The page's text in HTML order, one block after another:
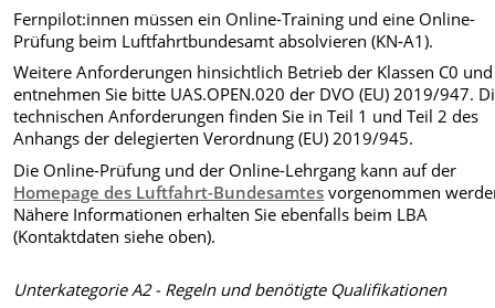
Fernpilot:innen müssen ein Online-Training und eine Online-
Prüfung beim Luftfahrtbundesamt absolvieren (KN-A1).
Weitere Anforderungen hinsichtlich Betrieb der Klassen C0
entnehmen Sie bitte UAS.OPEN.020 der DVO (EU) 2019/947.
technischen Anforderungen finden Sie in Teil 1 und Teil 2 des
Anhangs der delegierten Verordnung (EU) 2019/945.
Die Online-Prüfung und der Online-Lehrgang kann auf der
Homepage des Luftfahrt-Bundesamtes vorgenommen
Nähere Informationen erhalten Sie ebenfalls beim LBA
(Kontaktdaten siehe oben).
Unterkategorie A2 - Regeln und benötigte Qualifikationen